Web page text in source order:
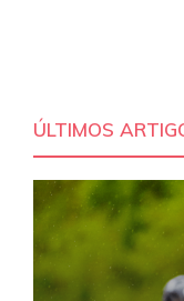
ÚLTIMOS